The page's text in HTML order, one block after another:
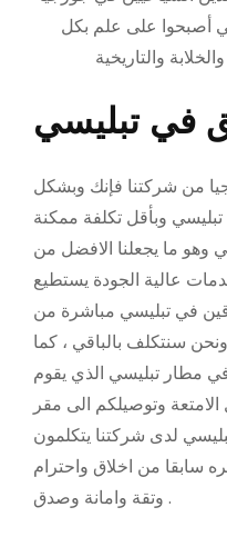
أصبحوا على علم بكل
في تبليسي
من شركتنا فإنك وبشكل
وبأقل تكلفة ممكنة
وهو ما يجعلنا الافضل من
عالية الجودة يستطيع
في تبليسي مباشرة من
سنتكلف بالباقي ، كما
مطار تبليسي الذي يقوم
وتوصيلكم الى مقر
لدى شركتنا يتكلمون
سابقا من اخلاق واحترام
وتقة وامانة وصدق .